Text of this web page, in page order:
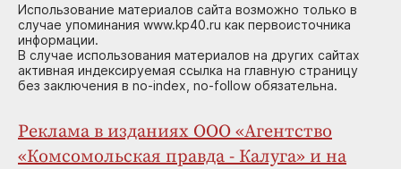
Использование материалов сайта возможно только в
случае упоминания www.kp40.ru как первоисточника
информации.
В случае использования материалов на других сайтах
активная индексируемая ссылка на главную страницу
без заключения в no-index, no-follow обязательна.
Реклама в изданиях ООО «Агентство
«Комсомольская правда - Калуга» и на